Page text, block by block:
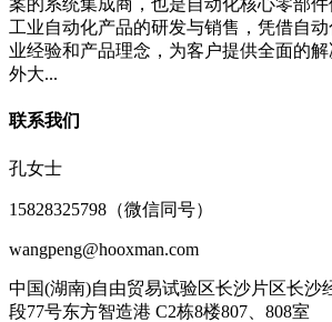
案的系统集成商，也是自动化核心零部
工业自动化产品的研发与销售，凭借自
业经验和产品理念，为客户提供全面的
外大...
联系我们
孔女士
15828325798（微信同号）
wangpeng@hooxman.com
中国(湖南)自由贸易试验区长沙片区长沙
段77号东方智造港 C2栋8楼807、808室